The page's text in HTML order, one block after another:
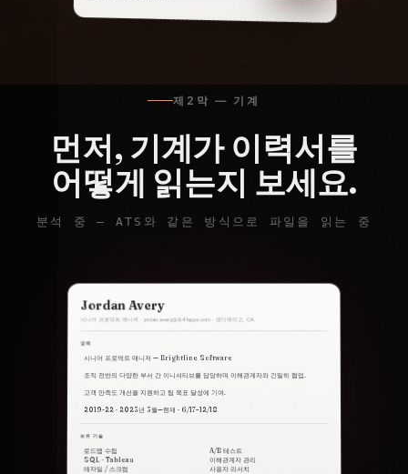
제2막 — 기계
먼저, 기계가 이력서를
어떻게 읽는지 보세요.
분석 중 — ATS와 같은 방식으로 파일을 읽는 중
Jordan Avery
시니어 프로덕트 매니저 ·jordan.avery@941apps.com· 샌디에이고, CA
경력
시니어 프로덕트 매니저 — Brightline Software
조직 전반의 다양한 부서 간 이니셔티브를 담당하며 이해관계자와 긴밀히 협업.
고객 만족도 개선을 지원하고 팀 목표 달성에 기여.
2019-22 · 2023년 3월—현재 · 6/17–12/18
보유 기술
로드맵 수립 A/B 테스트
SQL · Tableau 이해관계자 관리
애자일 / 스크럼 사용자 리서치